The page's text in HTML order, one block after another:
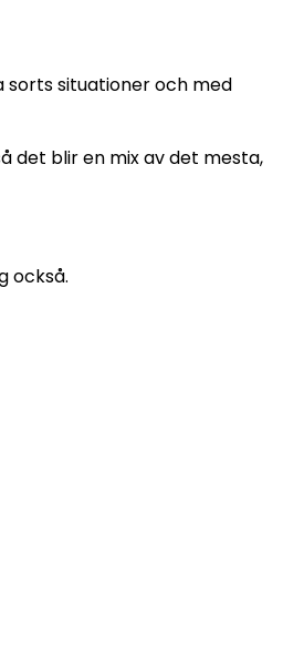
situationer och med
det blir en mix av det mesta,
också.